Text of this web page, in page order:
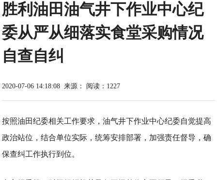
胜利油田油气井下作业中心纪
委从严从细落实食堂采购情况
自查自纠
2020-07-06 14:18:08 来源： 阅读：1227
按照油田纪委相关工作要求，油气井下作业中心纪委自觉提高
政治站位，结合单位实际，统筹安排部署，加强责任督导，确
保查纠工作执行到位。